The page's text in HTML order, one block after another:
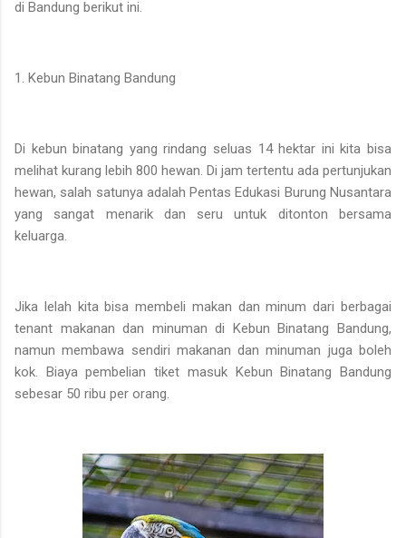
di Bandung berikut ini.
1. Kebun Binatang Bandung
Di kebun binatang yang rindang seluas 14 hektar ini kita bisa
melihat kurang lebih 800 hewan. Di jam tertentu ada pertunjukan
hewan, salah satunya adalah Pentas Edukasi Burung Nusantara
yang sangat menarik dan seru untuk ditonton bersama
keluarga.
Jika lelah kita bisa membeli makan dan minum dari berbagai
tenant makanan dan minuman di Kebun Binatang Bandung,
namun membawa sendiri makanan dan minuman juga boleh
kok. Biaya pembelian tiket masuk Kebun Binatang Bandung
sebesar 50 ribu per orang.